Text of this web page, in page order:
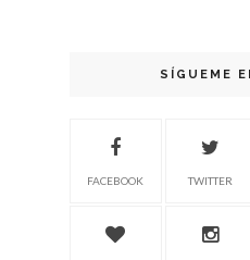
SÍGUEME
FACEBOOK TWITTER